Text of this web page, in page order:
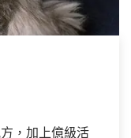
，加上億級活